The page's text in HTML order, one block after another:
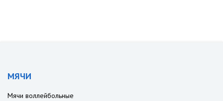
МЯЧИ
Мячи воллейбольные